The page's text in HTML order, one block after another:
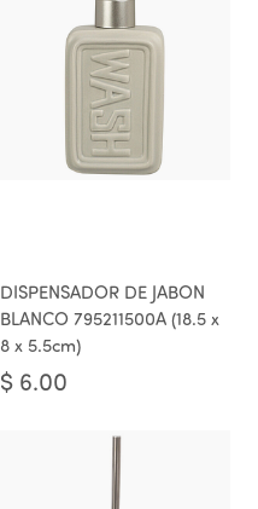
DISPENSADOR DE JABON
BLANCO 795211500A (18.5 x
8 x 5.5cm)
$ 6.00